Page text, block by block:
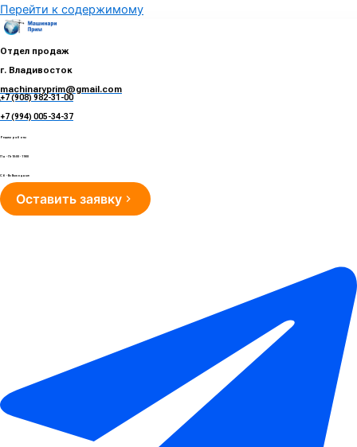
Перейти к содержимому
Отдел продаж
г. Владивосток
machinaryprim@gmail.com
+7 (908) 982-31-00
+7 (994) 005-34-37
Режим работы
Пн - Пт 10:00 - 19:00
Сб - Вс Выходные
Оставить заявку